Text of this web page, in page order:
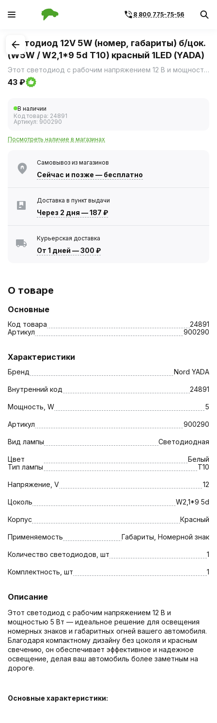
8 800 775-75-56
1/1
Светодиод 12V 5W (номер, габариты) б/цок.
(W5W / W2,1*9 5d T10) красный 1LED (YADA)
Этот светодиод с рабочим напряжением 12 В и мощностью 5 Вт — идеальное решение для освещения номерных знаков и габаритных огней вашего автомобиля.
43 ₽
В наличии
Код товара: 24891
Артикул: 900290
Посмотреть наличие в магазинах
Самовывоз из магазинов
Сейчас и позже — бесплатно
Доставка в пункт выдачи
Через 2 дня —187 ₽
Курьерская доставка
От 1 дней —300 ₽
О товаре
Основные
Код товара
24891
Артикул
900290
Характеристики
Бренд Nord YADA
Внутренний код 24891
Мощность, W 5
Артикул 900290
Вид лампы Светодиодная
Цвет
Белый
Тип лампы
T10
Напряжение, V 12
Цоколь W2,1*9 5d
Корпус Красный
Применяемость Габариты, Номерной знак
Количество светодиодов, шт 1
Комплектность, шт 1
Описание
Этот светодиод с рабочим напряжением 12 В и
мощностью 5 Вт — идеальное решение для освещения
номерных знаков и габаритных огней вашего автомобиля.
Благодаря компактному дизайну без цоколя и красным
свечению, он обеспечивает эффективное и надежное
освещение, делая ваш автомобиль более заметным на
дороге.
Основные характеристики: